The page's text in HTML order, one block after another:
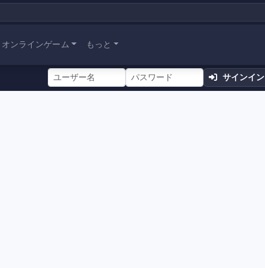
オンラインゲーム もっと
サインイン